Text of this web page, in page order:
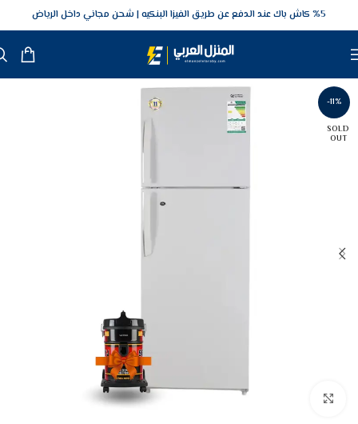
5‎% كاش باك عند الدفع عن طريق الفيزا البنكيه شحن مجاني داخل الرياض
-11%
SOLD
OUT
Click to enlarge